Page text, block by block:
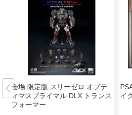
会場 限定版 スリーゼロ オプテ
ィマスプライマル DLX トランス
フォーマー
イ